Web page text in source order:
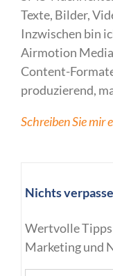
Texte, Bilder,
Inzwischen bin
Airmotion Media
Content-
produzierend,
Schreiben Sie mir
Nichts
Wertvolle
Marketing und